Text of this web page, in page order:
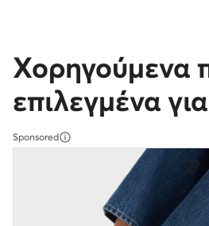
Χορηγούμενα
επιλεγμένα
Sponsored